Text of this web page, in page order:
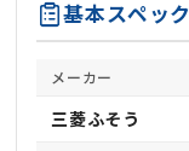
基本スペッ
メーカー
三菱ふそう